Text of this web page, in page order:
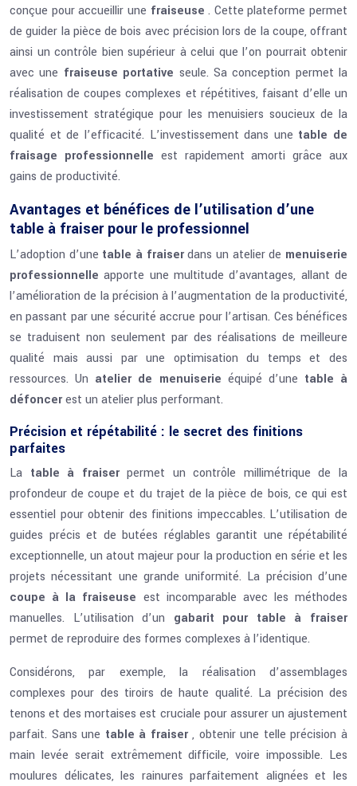
conçue pour accueillir une fraiseuse. Cette plateforme permet
de guider la pièce de bois avec précision lors de la coupe, offrant
ainsi un contrôle bien supérieur à celui que l’on pourrait obtenir
avec une fraiseuse portative seule. Sa conception permet la
réalisation de coupes complexes et répétitives, faisant d’elle un
investissement stratégique pour les menuisiers soucieux de la
qualité et de l’efficacité. L’investissement dans une table de
fraisage professionnelle est rapidement amorti grâce aux
gains de productivité.
Avantages et bénéfices de l’utilisation d’une
table à fraiser pour le professionnel
L’adoption d’une table à fraiserdans un atelier de menuiserie
professionnelleapporte une multitude d’avantages, allant de
l’amélioration de la précision à l’augmentation de la productivité,
en passant par une sécurité accrue pour l’artisan. Ces bénéfices
se traduisent non seulement par des réalisations de meilleure
qualité mais aussi par une optimisation du temps et des
ressources. Un atelier de menuiserie équipé d’une table à
défoncerest un atelier plus performant.
Précision et répétabilité : le secret des finitions
parfaites
La table à fraiserpermet un contrôle millimétrique de la
profondeur de coupe et du trajet de la pièce de bois, ce qui est
essentiel pour obtenir des finitions impeccables. L’utilisation de
guides précis et de butées réglables garantit une répétabilité
exceptionnelle, un atout majeur pour la production en série et les
projets nécessitant une grande uniformité. La précision d’une
coupe à la fraiseuse est incomparable avec les méthodes
manuelles. L’utilisation d’un gabarit pour table à fraiser
permet de reproduire des formes complexes à l’identique.
Considérons, par exemple, la réalisation d’assemblages
complexes pour des tiroirs de haute qualité. La précision des
tenons et des mortaises est cruciale pour assurer un ajustement
parfait. Sans une table à fraiser, obtenir une telle précision à
main levée serait extrêmement difficile, voire impossible. Les
moulures délicates, les rainures parfaitement alignées et les